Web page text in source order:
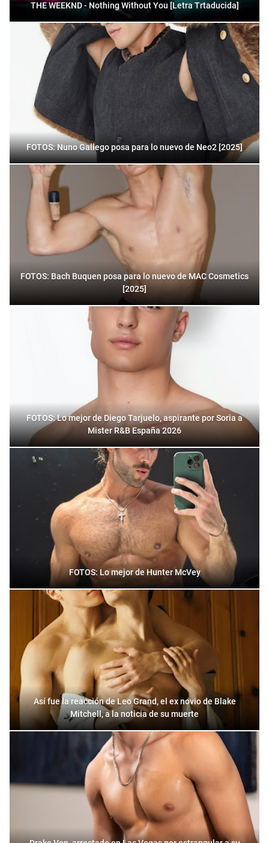
THE WEEKND - Nothing Without You [Letra Trtaducida]
FOTOS: Nuno Gallego posa para lo nuevo de Neo2 [2025]
FOTOS: Bach Buquen posa para lo nuevo de MAC Cosmetics
[2025]
FOTOS: Lo mejor de Diego Tarjuelo, aspirante por Soria a
Mister R&B España 2026
FOTOS: Lo mejor de Hunter McVey
Así fue la reacción de Leo Grand, el ex novio de Blake
Mitchell, a la noticia de su muerte